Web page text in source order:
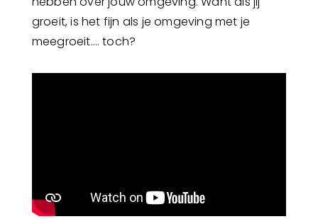
groeit, is het fijn als je omgeving met je
meegroeit…. toch?